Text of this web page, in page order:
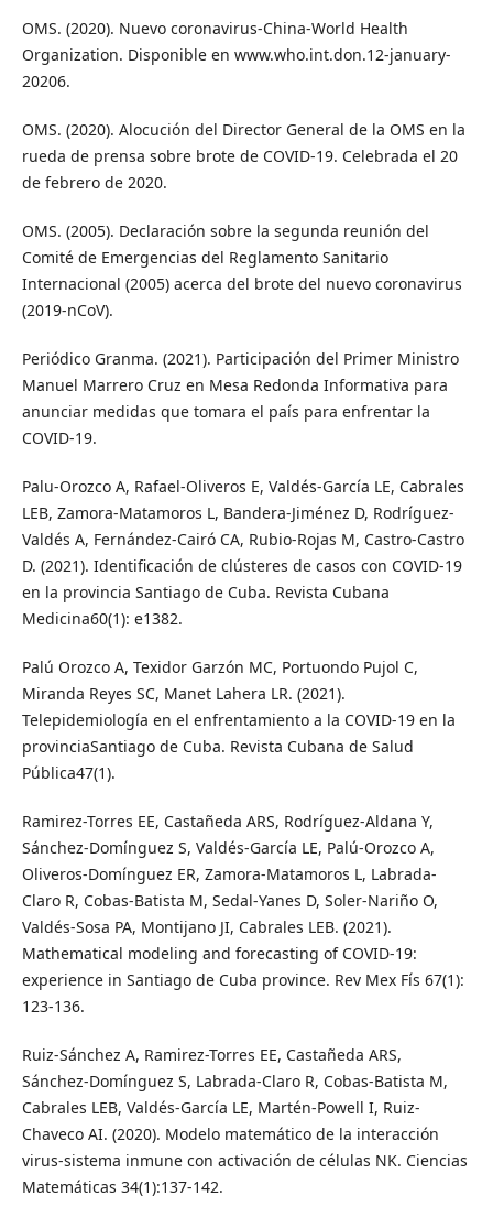
OMS. (2020). Nuevo coronavirus-China-World Health
Organization. Disponible en www.who.int.don.12-january-
20206.
OMS. (2020). Alocución del Director General de la OMS en la
rueda de prensa sobre brote de COVID-19. Celebrada el 20
de febrero de 2020.
OMS. (2005). Declaración sobre la segunda reunión del
Comité de Emergencias del Reglamento Sanitario
Internacional (2005) acerca del brote del nuevo coronavirus
(2019-nCoV).
Periódico Granma. (2021). Participación del Primer Ministro
Manuel Marrero Cruz en Mesa Redonda Informativa para
anunciar medidas que tomara el país para enfrentar la
COVID-19.
Palu-Orozco A, Rafael-Oliveros E, Valdés-García LE, Cabrales
LEB, Zamora-Matamoros L, Bandera-Jiménez D, Rodríguez-
Valdés A, Fernández-Cairó CA, Rubio-Rojas M, Castro-Castro
D. (2021). Identificación de clústeres de casos con COVID-19
en la provincia Santiago de Cuba. Revista Cubana
Medicina60(1): e1382.
Palú Orozco A, Texidor Garzón MC, Portuondo Pujol C,
Miranda Reyes SC, Manet Lahera LR. (2021).
Telepidemiología en el enfrentamiento a la COVID-19 en la
provinciaSantiago de Cuba. Revista Cubana de Salud
Pública47(1).
Ramirez-Torres EE, Castañeda ARS, Rodríguez-Aldana Y,
Sánchez-Domínguez S, Valdés-García LE, Palú-Orozco A,
Oliveros-Domínguez ER, Zamora-Matamoros L, Labrada-
Claro R, Cobas-Batista M, Sedal-Yanes D, Soler-Nariño O,
Valdés-Sosa PA, Montijano JI, Cabrales LEB. (2021).
Mathematical modeling and forecasting of COVID-19:
experience in Santiago de Cuba province. Rev Mex Fís 67(1):
123-136.
Ruiz-Sánchez A, Ramirez-Torres EE, Castañeda ARS,
Sánchez-Domínguez S, Labrada-Claro R, Cobas-Batista M,
Cabrales LEB, Valdés-García LE, Martén-Powell I, Ruiz-
Chaveco AI. (2020). Modelo matemático de la interacción
virus-sistema inmune con activación de células NK. Ciencias
Matemáticas 34(1):137-142.